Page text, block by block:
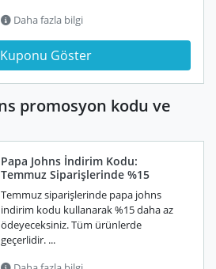
Daha fazla bilgi
Kuponu Göster
promosyon kodu ve
Papa Johns İndirim Kodu:
Temmuz Siparişlerinde %15
Temmuz siparişlerinde papa johns
indirim kodu kullanarak %15 daha az
ödeyeceksiniz. Tüm ürünlerde
geçerlidir. ...